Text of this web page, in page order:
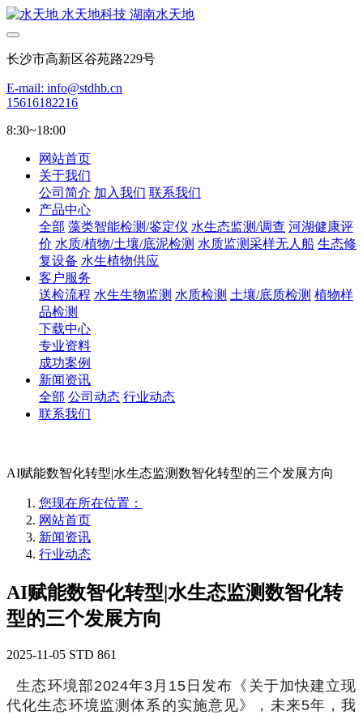
长沙市高新区谷苑路229号
E-mail: info@stdhb.cn
15616182216
8:30~18:00
网站首页
关于我们
公司简介 加入我们 联系我们
产品中心
全部 藻类智能检测/鉴定仪 水生态监测/调查 河湖健康评
价 水质/植物/土壤/底泥检测 水质监测采样无人船 生态修
复设备 水生植物供应
客户服务
送检流程 水生生物监测 水质检测 土壤/底质检测 植物样
品检测
下载中心
专业资料
成功案例
新闻资讯
全部 公司动态 行业动态
联系我们
AI赋能数智化转型|水生态监测数智化转型的三个发展方向
您现在所在位置：
网站首页
新闻资讯
行业动态
AI赋能数智化转型|水生态监测数智化转
型的三个发展方向
2025-11-05 STD 861
生态环境部2024年3 月 15 日发布《关于加快建立现
代化生态环境监测体系的实施意见》，未来5年，我